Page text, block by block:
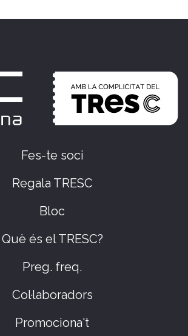
Fes-te soci
Regala TRESC
Bloc
Què és el TRESC?
Preg. freq.
Col·laboradors
Promociona't